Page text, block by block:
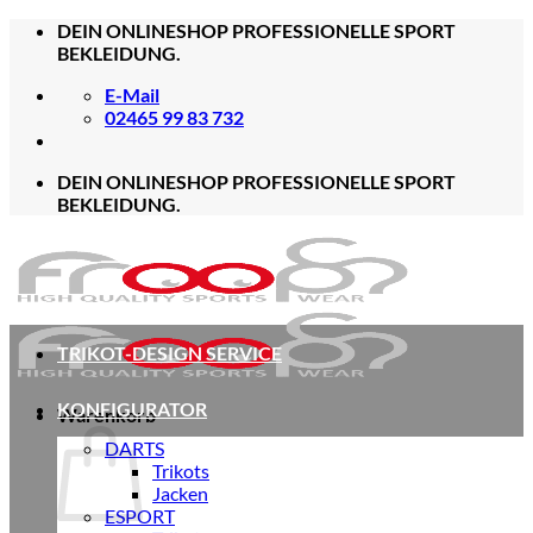
Zum
DEIN ONLINESHOP PROFESSIONELLE SPORT
BEKLEIDUNG.
E-Mail
02465 99 83 732
DEIN ONLINESHOP PROFESSIONELLE SPORT
BEKLEIDUNG.
Warenkorb
TRIKOT-DESIGN SERVICE
KONFIGURATOR
DARTS
Trikots
Jacken
ESPORT